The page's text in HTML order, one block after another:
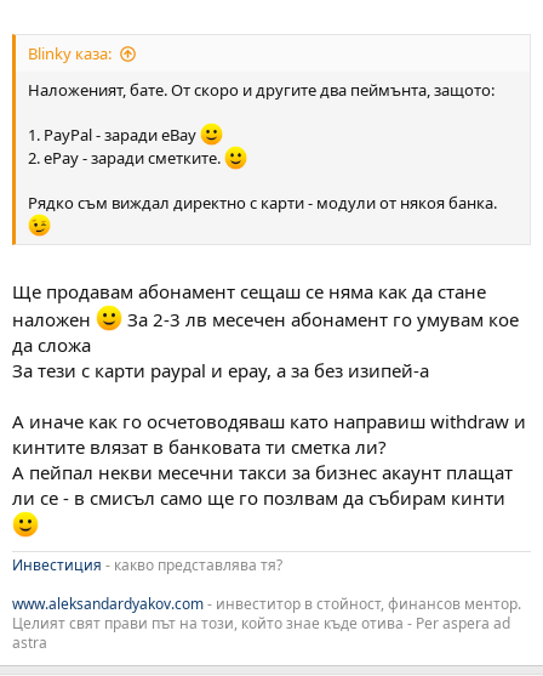
Blinky каза:
Наложеният, бате. От скоро и другите два пеймънта, защото:
1. PayPal - заради eBay
2. ePay - заради сметките.
Рядко съм виждал директно с карти - модули от някоя банка.
Ще продавам абонамент сещаш се няма как да стане
наложен
За 2-3 лв месечен абонамент го умувам кое
да сложа
За тези с карти paypal и epay, a за без изипей-а
А иначе как го осчетоводяваш като направиш withdraw и
кинтите влязат в банковата ти сметка ли?
А пейпал некви месечни такси за бизнес акаунт плащат
ли се - в смисъл само ще го позлвам да събирам кинти
Инвестиция - какво представлява тя?
www.aleksandardyakov.com- инвеститор в стойност, финансов ментор.
Целият свят прави път на този, който знае къде отива - Per aspera ad
astra